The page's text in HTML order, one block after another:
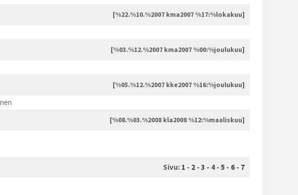
[%22.%10.%2007 kma2007 %17:%lokakuu]
[%03.%12.%2007 kma2007 %00:%joulukuu]
[%05.%12.%2007 kke2007 %16:%joulukuu]
[%08.%03.%2008 kla2008 %12:%maaliskuu]
Sivu: 1 - 2 - 3 - 4 - 5 - 6 - 7